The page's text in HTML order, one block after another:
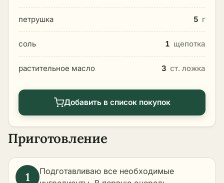
петрушка 5 г
соль 1 щепотка
растительное масло 3 ст. ложка
Добавить в список покупок
Приготовление
Подготавливаю все необходимые